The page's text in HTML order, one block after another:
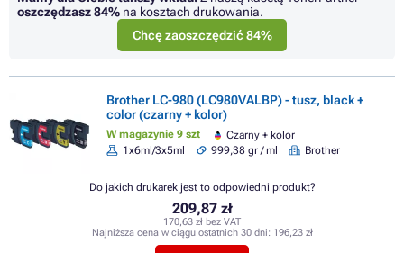
oszczędzasz84% na kosztach drukowania.
Chcę zaoszczędzić 84%
Brother LC-980 (LC980VALBP) - tusz, black +
color (czarny + kolor)
W magazynie 9 szt
Czarny + kolor
1x6ml/3x5ml
999,38 gr / ml Brother
209,87 zł
170,63 zł bez VAT
Najniższa cena w ciągu ostatnich 30 dni: 196,23 zł
Do jakich drukarek jest to odpowiedni produkt?